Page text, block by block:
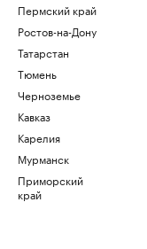
Пермский край
Ростов-на-Дону
Татарстан
Тюмень
Черноземье
Кавказ
Карелия
Мурманск
Приморский
край